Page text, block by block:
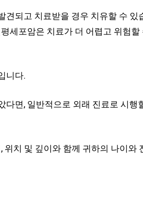
견되고 치료받을 경우 치유할 수
세포암은 치료가 더 어렵고 위험
니다.
면, 일반적으로 외래 진료로 시행
위치 및 깊이와 함께 귀하의 나이와